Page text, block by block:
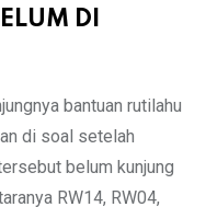
DI
bantuan rutilahu
di soal setelah
belum kunjung
RW14, RW04,